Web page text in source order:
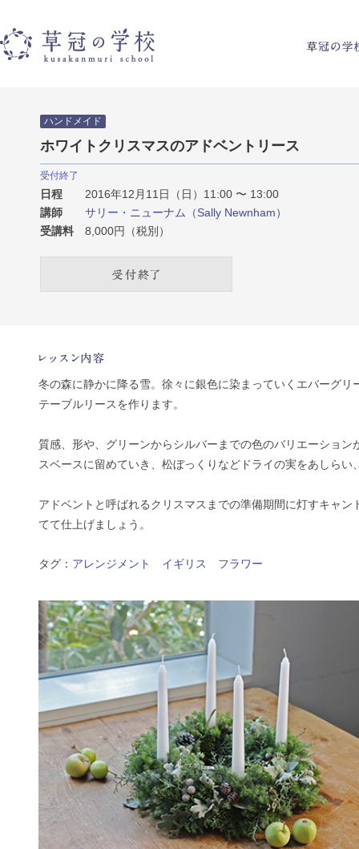
ハンドメイド
ホワイトクリスマスのアドベントリース
受付終了
日程
2016年12月11日（日）11:00 〜 13:00
講師
サリー・ニューナム（Sally Newnham）
受講料
8,000円（税別）
冬の森に静かに降る雪。徐々に銀色に染まっていくエバーグリ
テーブルリースを作ります。
質感、形や、グリーンからシルバーまでの色のバリエーション
スベースに留めていき、松ぼっくりなどドライの実をあしらい
アドベントと呼ばれるクリスマスまでの準備期間に灯すキャン
てて仕上げましょう。
タグ： アレンジメント イギリス フラワー